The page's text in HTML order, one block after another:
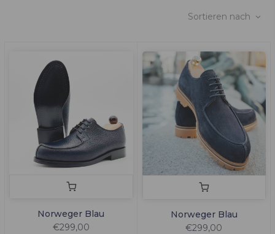
Sortieren nach
Norweger Blau
€299,00
Norweger Blau
€299,00